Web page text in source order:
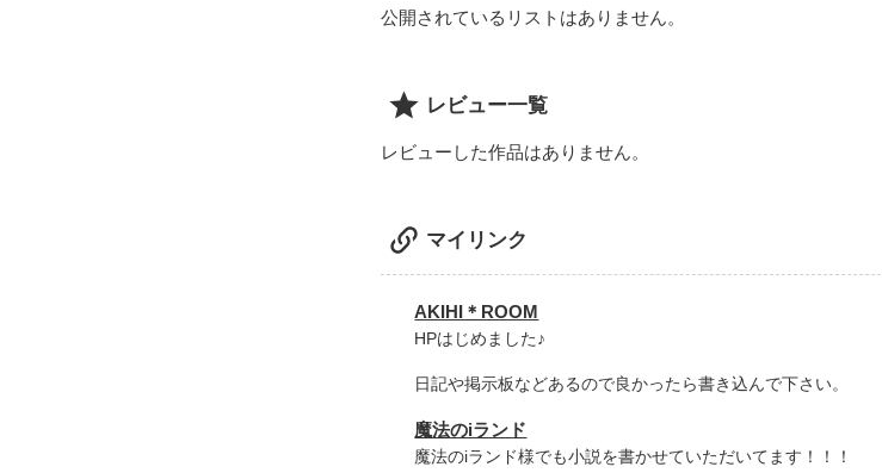
天然年上彼女と秀才彼氏くんのSTORYスタートですッ！！！！
書き始め２００９・０８・２４～
公開されているリストはありません。
レビュー一覧
レビューした作品はありません。
マイリンク
AKIHI＊ROOM
HPはじめました♪
日記や掲示板などあるので良かったら書き込んで下さい。
魔法のiランド
魔法のiランド様でも小説を書かせていただいてます！！！